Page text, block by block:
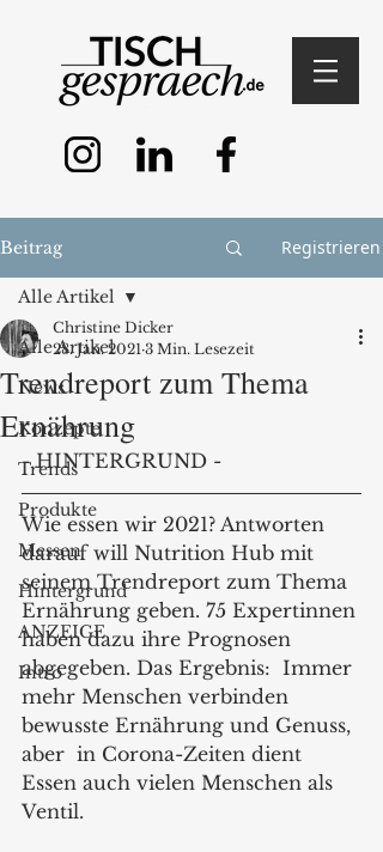
Beitrag Registrieren
Alle Artikel
News
Konzepte
Trends
Produkte
Messen
Hintergrund
ANZEIGE
Intro
Alle Artikel
Trendreport zum Thema
Ernährung
Christine Dicker
28. Jan. 2021 3 Min. Lesezeit
- HINTERGRUND -
Wie essen wir 2021? Antworten
darauf will Nutrition Hub mit
seinem Trendreport zum Thema
Ernährung geben. 75 Expertinnen
haben dazu ihre Prognosen
abgegeben. Das Ergebnis:  Immer
mehr Menschen verbinden
bewusste Ernährung und Genuss,
aber  in Corona-Zeiten dient
Essen auch vielen Menschen als
Ventil.